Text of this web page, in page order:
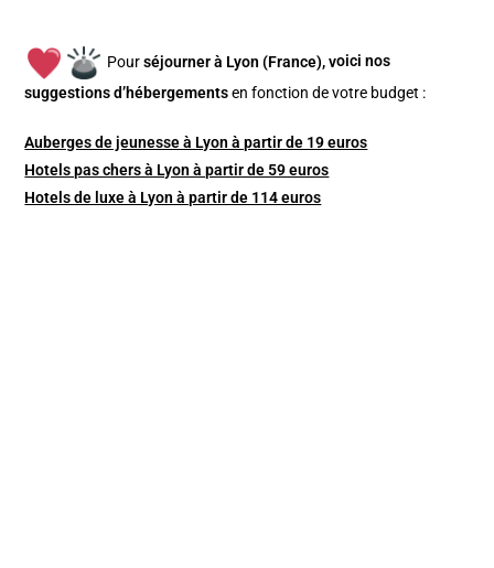
Pourséjourner à Lyon (France), voici nos
suggestions d’hébergements en fonction de votre budget :
Auberges de jeunesse à Lyon à partir de 19 euros
Hotels pas chers à Lyon à partir de 59 euros
Hotels de luxe à Lyon à partir de 114 euros